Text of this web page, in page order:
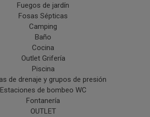
Fuegos de jardín
Fosas Sépticas
Camping
Baño
Cocina
Outlet Grifería
Piscina
de drenaje y grupos de presión
Estaciones de bombeo WC
Fontanería
OUTLET